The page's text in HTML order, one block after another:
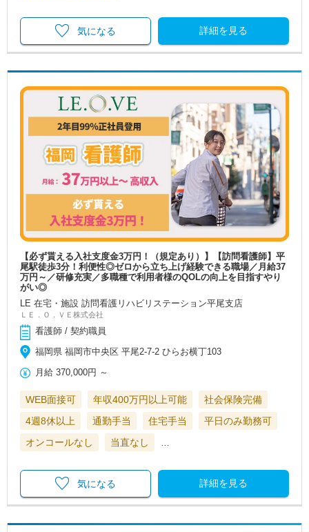
詳細を見る
気になる
【必ず貰える入社支度金3万円！（規定あり）】【訪問看護師】平
尾駅徒歩3分！利便性◎ゼロから立ち上げ経験できる職場／月給37
万円～／研修充実／多職種で利用者様のQOLの向上を目指すやり
がい◎
LE 在宅・施設 訪問看護リハビリステーション平尾支店
ＬＥ．Ｏ．ＶＥ株式会社
看護師 / 契約職員
福岡県 福岡市中央区 平尾2-7-2 ひらお横丁103
月給 370,000円 ～
WEB面接可 年収400万円以上可能
社会保険完備
4週8休以上
通勤手当 住宅手当
平日のみ勤務可
オンコールなし
当直なし …
詳細を見る
気になる